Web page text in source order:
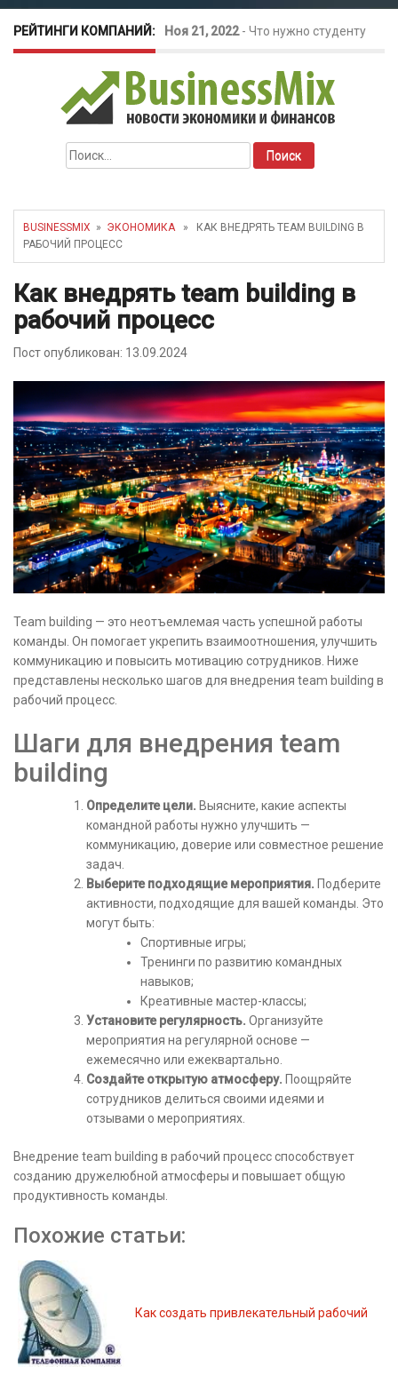
РЕЙТИНГИ КОМПАНИЙ: Ноя 21, 2022- Что нужно студенту
для открытия бизнеса?
Окт 26, 2022-Телефония для
amoCRM: лучшие инструменты для
бизнеса
как защитить свой бизнес?
Найти:
BUSINESSMIX » ЭКОНОМИКА» КАК ВНЕДРЯТЬ TEAM BUILDING В
РАБОЧИЙ ПРОЦЕСС
Как внедрять team building в
рабочий процесс
Пост опубликован: 13.09.2024
Team building — это неотъемлемая часть успешной работы
команды. Он помогает укрепить взаимоотношения, улучшить
коммуникацию и повысить мотивацию сотрудников. Ниже
представлены несколько шагов для внедрения team building в
рабочий процесс.
Шаги для внедрения team
building
Определите цели. Выясните, какие аспекты
командной работы нужно улучшить —
коммуникацию, доверие или совместное решение
задач.
Выберите подходящие мероприятия. Подберите
активности, подходящие для вашей команды. Это
могут быть:
Спортивные игры;
Тренинги по развитию командных
навыков;
Креативные мастер-классы;
Установите регулярность. Организуйте
мероприятия на регулярной основе —
ежемесячно или ежеквартально.
Создайте открытую атмосферу. Поощряйте
сотрудников делиться своими идеями и
отзывами о мероприятиях.
Внедрение team building в рабочий процесс способствует
созданию дружелюбной атмосферы и повышает общую
продуктивность команды.
Похожие статьи:
Как создать привлекательный рабочий